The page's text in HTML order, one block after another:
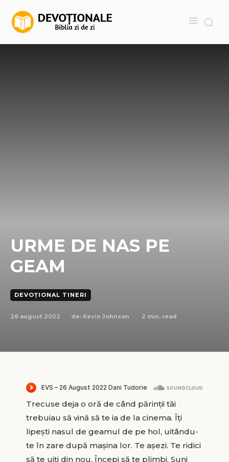
URME DE NAS PE
GEAM
DEVOȚIONAL TINERI
26 august 2022 de: Kevin Johnson 2 min. read
Trecuse deja o oră de când părinții tăi
trebuiau să vină să te ia de la cinema. Îți
lipești nasul de geamul de pe hol, uitându-
te în zare după mașina lor. Te așezi. Te ridici
să te uiți din nou. Începi să te plimbi. Suni